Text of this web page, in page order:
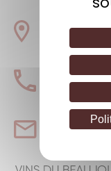
04 72 02 22 10